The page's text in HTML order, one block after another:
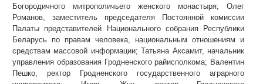
Богородичного митрополичьего женского монастыря; Олег
Романов, заместитель председателя Постоянной комиссии
Палаты представителей Национального собрания Республики
Беларусь по правам человека, национальным отношениям и
средствам массовой информации; Татьяна Аксамит, начальник
управления образования Гродненского райисполкома; Валентин
Пешко, ректор Гродненского государственного аграрного